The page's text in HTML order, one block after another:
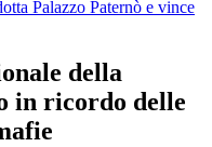
Palazzo Paternò e vince
della
in ricordo delle